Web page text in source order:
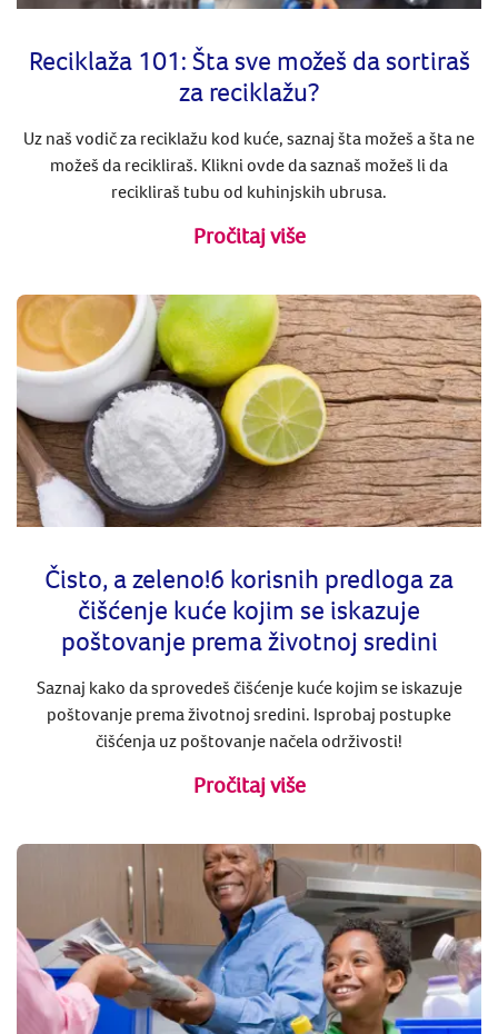
Reciklaža 101: Šta sve možeš da sortiraš
za reciklažu?
Uz naš vodič za reciklažu kod kuće, saznaj šta možeš a šta ne
možeš da recikliraš. Klikni ovde da saznaš možeš li da
recikliraš tubu od kuhinjskih ubrusa.
Pročitaj više
Čisto, a zeleno!6 korisnih predloga za
čišćenje kuće kojim se iskazuje
poštovanje prema životnoj sredini
Saznaj kako da sprovedeš čišćenje kuće kojim se iskazuje
poštovanje prema životnoj sredini. Isprobaj postupke
čišćenja uz poštovanje načela održivosti!
Pročitaj više